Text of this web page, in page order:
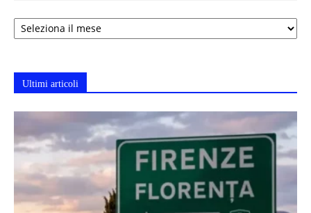
Archivi
Ultimi articoli